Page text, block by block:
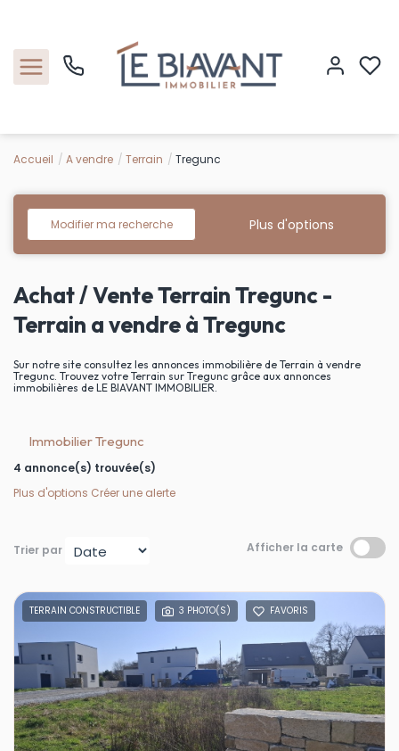
Nos biens
Nos agences
Contact
Accueil A vendre Terrain Tregunc
Modifier ma recherche Plus d'options
Achat / Vente Terrain Tregunc -
Terrain a vendre à Tregunc
Sur notre site consultez les annonces immobilière de Terrain à vendre
Tregunc. Trouvez votre Terrain sur Tregunc grâce aux annonces
immobilières de LE BIAVANT IMMOBILIER.
Immobilier Tregunc
4 annonce(s) trouvée(s)
Plus d'options Créer une alerte
Trier par Afficher la carte
TERRAIN CONSTRUCTIBLE 3 PHOTO(S) FAVORIS